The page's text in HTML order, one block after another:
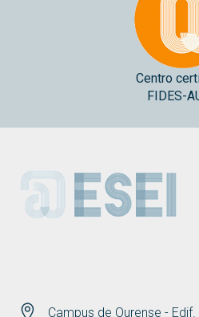
Centro
FIDES-
ESEI
Campus de Ourense -